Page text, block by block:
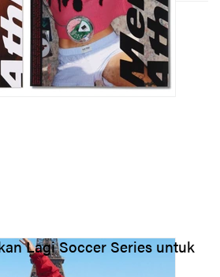
Lagi Soccer Series untuk